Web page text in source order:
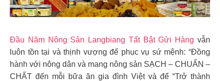
Đầu Năm Nông Sản Langbiang Tất Bật Gửi Hàng vẫn
luôn tồn tại và thịnh vượng để phục vụ sứ mệnh: “Đồng
hành với nông dân và mang nông sản SẠCH – CHUẨN –
CHẤT đến mỗi bữa ăn gia đình Việt và để “Trở thành